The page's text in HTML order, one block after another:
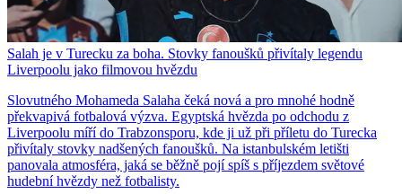
Salah je v Turecku za boha. Stovky fanoušků přivítaly legendu
Liverpoolu jako filmovou hvězdu
Slovutného Mohameda Salaha čeká nová a pro mnohé hodně
překvapivá fotbalová výzva. Egyptská hvězda po odchodu z
Liverpoolu míří do Trabzonsporu, kde ji už při příletu do Turecka
přivítaly stovky nadšených fanoušků. Na istanbulském letišti
panovala atmosféra, jaká se běžně pojí spíš s příjezdem světové
hudební hvězdy než fotbalisty.